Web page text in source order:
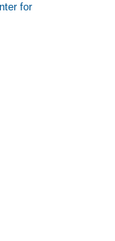
for